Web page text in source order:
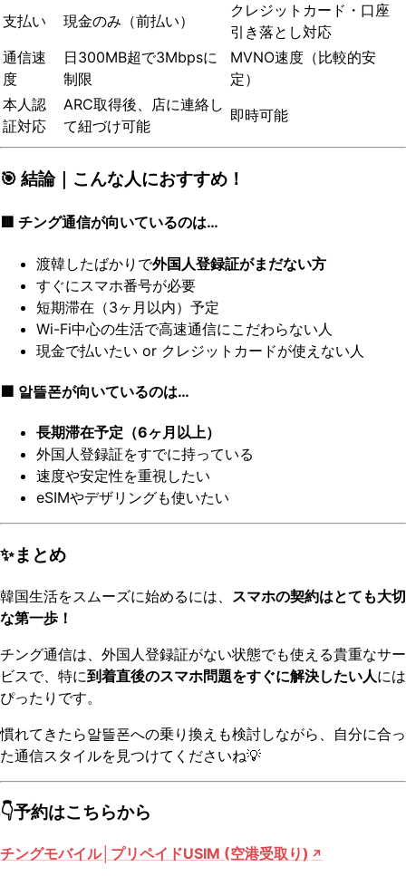
支払い 現金のみ（前払い）
クレジットカード・口座
引き落とし対応
通信速
度
日300MB超で3Mbpsに
制限
MVNO速度（比較的安
定）
本人認
証対応
ARC取得後、店に連絡し
て紐づけ可能
即時可能
🎯 結論｜こんな人におすすめ！
🟥 チング通信が向いているのは…
渡韓したばかりで外国人登録証がまだない方
すぐにスマホ番号が必要
短期滞在（3ヶ月以内）予定
Wi-Fi中心の生活で高速通信にこだわらない人
現金で払いたい or クレジットカードが使えない人
🟩 알뜰폰が向いているのは…
長期滞在予定（6ヶ月以上）
外国人登録証をすでに持っている
速度や安定性を重視したい
eSIMやデザリングも使いたい
✨まとめ
韓国生活をスムーズに始めるには、 スマホの契約はとても大切
な第一歩！
チング通信は、外国人登録証がない状態でも使える貴重なサー
ビスで、特に到着直後のスマホ問題をすぐに解決したい人には
ぴったりです。
慣れてきたら알뜰폰への乗り換えも検討しながら、自分に合っ
た通信スタイルを見つけてくださいね💡
👇予約はこちらから
チングモバイル│プリペイドUSIM (空港受取り)